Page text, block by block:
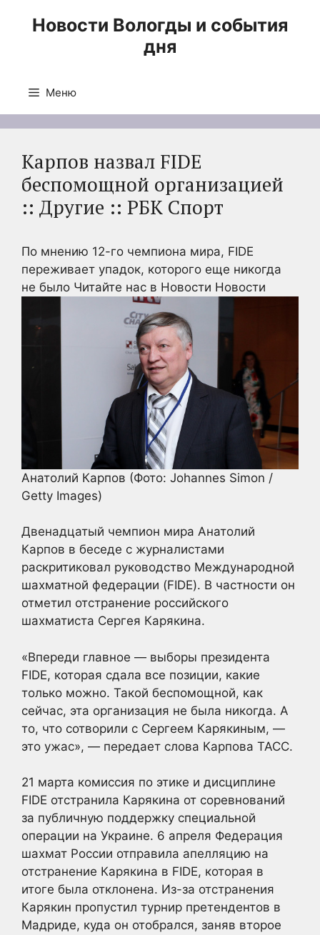
Новости Вологды и события
дня
Меню
Карпов назвал FIDE
беспомощной организацией
:: Другие :: РБК Спорт
По мнению 12-го чемпиона мира, FIDE
переживает упадок, которого еще никогда
не было Читайте нас в Новости Новости
Анатолий Карпов (Фото: Johannes Simon /
Getty Images)
Двенадцатый чемпион мира Анатолий
Карпов в беседе с журналистами
раскритиковал руководство Международной
шахматной федерации (FIDE). В частности он
отметил отстранение российского
шахматиста Сергея Карякина.
«Впереди главное — выборы президента
FIDE, которая сдала все позиции, какие
только можно. Такой беспомощной, как
сейчас, эта организация не была никогда. А
то, что сотворили с Сергеем Карякиным, —
это ужас», — передает слова Карпова ТАСС.
21 марта комиссия по этике и дисциплине
FIDE отстранила Карякина от соревнований
за публичную поддержку специальной
операции на Украине. 6 апреля Федерация
шахмат России отправила апелляцию на
отстранение Карякина в FIDE, которая в
итоге была отклонена. Из-за отстранения
Карякин пропустил турнир претендентов в
Мадриде, куда он отобрался, заняв второе